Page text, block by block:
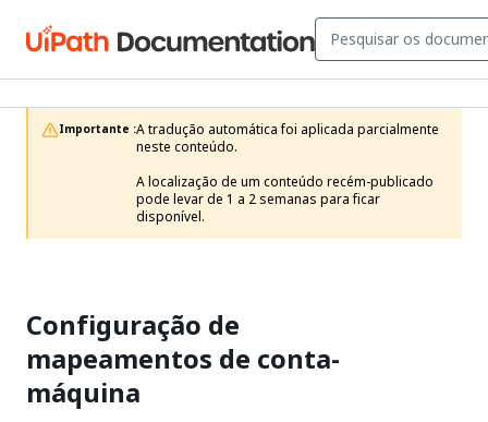
Importante :A tradução automática foi aplicada parcialmente
neste conteúdo.
A localização de um conteúdo recém-publicado
pode levar de 1 a 2 semanas para ficar
disponível.
Configuração de
mapeamentos de conta-
máquina